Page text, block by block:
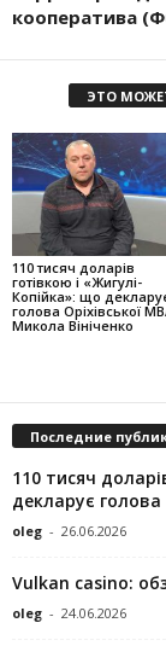
кооператива
ЭТО
110 тисяч доларів
готівкою і «Жигулі-
Копійка»: що
голова Оріхівської
Микола Вініченко
Последние
110 тисяч
декларує голова
oleg - 26.06.2026
Vulkan casino:
oleg - 24.06.2026